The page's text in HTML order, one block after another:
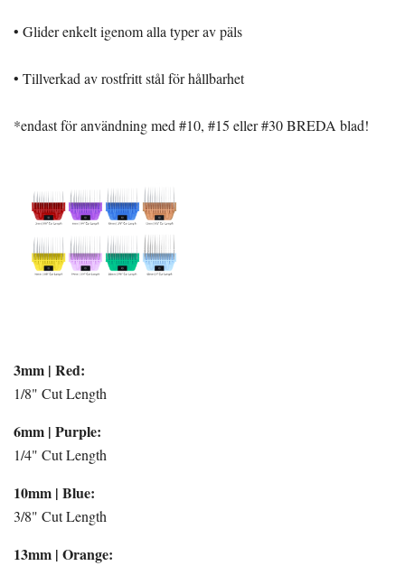
• Glider enkelt igenom alla typer av päls
• Tillverkad av rostfritt stål för hållbarhet
*endast för användning med #10, #15 eller #30 BREDA blad!
3mm | Red:
1/8" Cut Length
6mm | Purple:
1/4" Cut Length
10mm | Blue:
3/8" Cut Length
13mm | Orange: